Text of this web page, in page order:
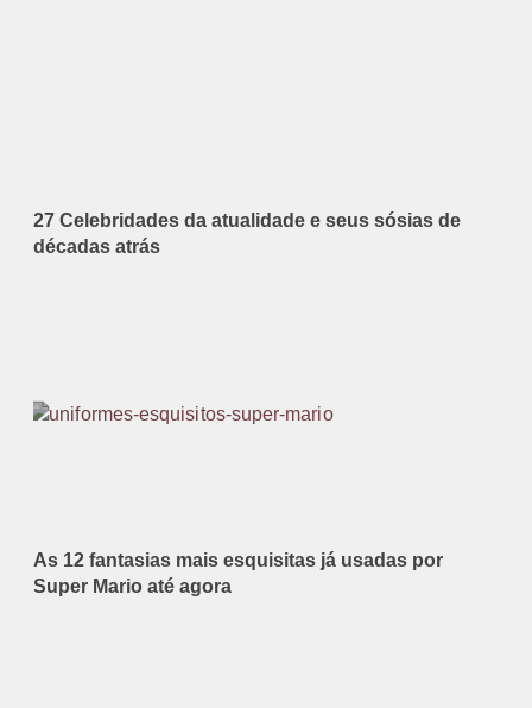
27 Celebridades da atualidade e seus sósias de
décadas atrás
As 12 fantasias mais esquisitas já usadas por
Super Mario até agora